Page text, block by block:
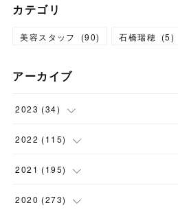
カテゴリ
美容スタッフ (90) 石橋瑞穂 (5)
アーカイブ
2023 (34)
( 1 )
(2)
(3)
2022 (115)
(8)
(7)
2021 (195)
(14)
2020 (273)